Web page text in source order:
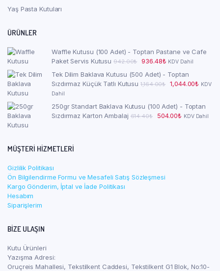
Yaş Pasta Kutuları
ÜRÜNLER
Waffle Kutusu (100 Adet) - Toptan Pastane ve Cafe
Paket Servis Kutusu 942.00₺
Orijinal
942.00₺.
936.48₺Şu
fiyat:
936.48₺.
KDV Dahil
Tek Dilim Baklava Kutusu (500 Adet) - Toptan
Sızdırmaz Küçük Tatlı Kutusu 1,164.00₺
Orijinal
1,044.00₺ Şu
KDV
Dahil
250gr Standart Baklava Kutusu (100 Adet) - Toptan
Sızdırmaz Karton Ambalaj 614.40₺
Orijinal
504.00₺ Şu
KDV Dahil
MÜŞTERI HIZMETLERI
Gizlilik Politikası
Ön Bilgilendirme Formu ve Mesafeli Satış Sözleşmesi
Kargo Gönderim, İptal ve İade Politikası
Hesabım
Siparişlerim
BIZE ULAŞIN
Kutu Ürünleri
Yazışma Adresi:
Oruçreis Mahallesi, Tekstilkent Caddesi, Tekstilkent G1 Blok, No:10-